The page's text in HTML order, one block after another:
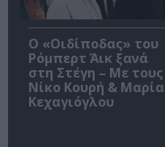
O «Οιδίποδας» του
Ρόμπερτ Άικ ξανά
στη Στέγη – Με τους
Νίκο Κουρή & Μαρία
Κεχαγιόγλου